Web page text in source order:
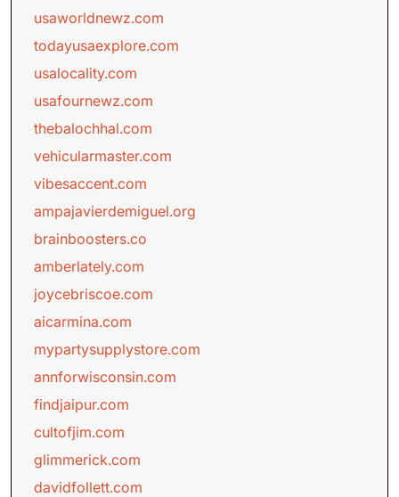
usaworldnewz.com
todayusaexplore.com
usalocality.com
usafournewz.com
thebalochhal.com
vehicularmaster.com
vibesaccent.com
ampajavierdemiguel.org
brainboosters.co
amberlately.com
joycebriscoe.com
aicarmina.com
mypartysupplystore.com
annforwisconsin.com
findjaipur.com
cultofjim.com
glimmerick.com
davidfollett.com